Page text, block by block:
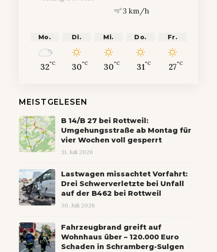
3 km/h
Mo.
32°C
Di.
30°C
Mi.
30°C
Do.
31°C
Fr.
27°C
MEISTGELESEN
B 14/B 27 bei Rottweil:
Umgehungsstraße ab Montag für
vier Wochen voll gesperrt
31. Juli 2026
Lastwagen missachtet Vorfahrt:
Drei Schwerverletzte bei Unfall
auf der B462 bei Rottweil
30. Juli 2026
Fahrzeugbrand greift auf
Wohnhaus über – 120.000 Euro
Schaden in Schramberg-Sulgen